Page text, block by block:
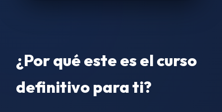
¿Por qué este es el curso
definitivo para ti?